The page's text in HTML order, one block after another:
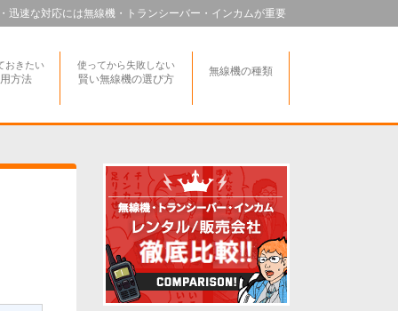
おきたい
方法
使ってから失敗しない
賢い無線機の選び方
無線機の種類
迅速な対応には無線機・トランシーバー・インカムが重要